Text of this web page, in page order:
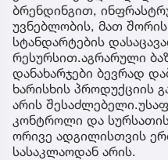
ბრენდინგით,
უვნებლობის, მათ შორის
სტანდარტების
რესურსით.აგრარული
დანახარჯები ბევრად
ხარისხის პროდუქციის
არის
კონტროლი და
ორივე ადგილისთვის
სასაკლაოდან არის.